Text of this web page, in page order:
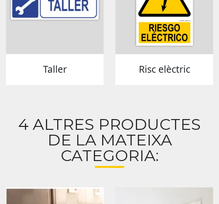
Taller Risc elèctric
4 ALTRES PRODUCTES
DE LA MATEIXA
CATEGORIA: